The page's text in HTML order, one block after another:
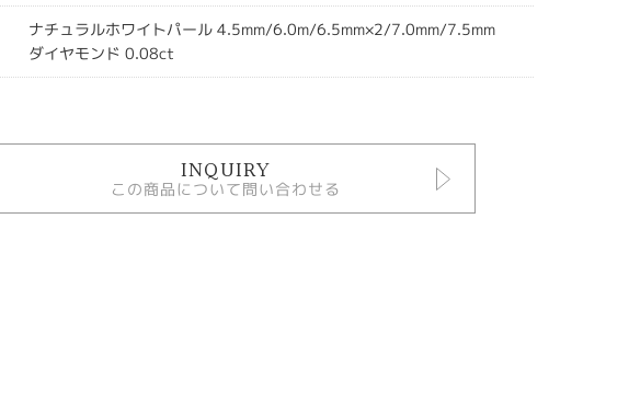
ナチュラルホワイトパール 4.5mm/6.0m/6.5mm×2/7.0mm/7.5mm
ダイヤモンド 0.08ct
INQUIRY
この商品について問い合わせる